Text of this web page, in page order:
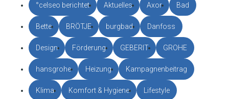
°celseo berichtet Aktuelles Axor Bad
Bette BRÖTJE burgbad Danfoss
Design Förderung GEBERIT GROHE
hansgrohe Heizung Kampagnenbeitrag
Klima Komfort & Hygiene Lifestyle